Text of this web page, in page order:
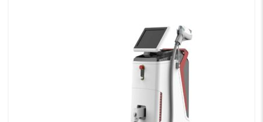
ذخیره نام، ایمیل و وبسایت من در مرورگر برای زمانی که دوباره دیدگاهی